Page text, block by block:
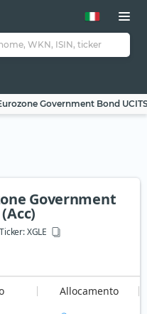
Government Bond
Government
Ticker:XGLE
Allocamento